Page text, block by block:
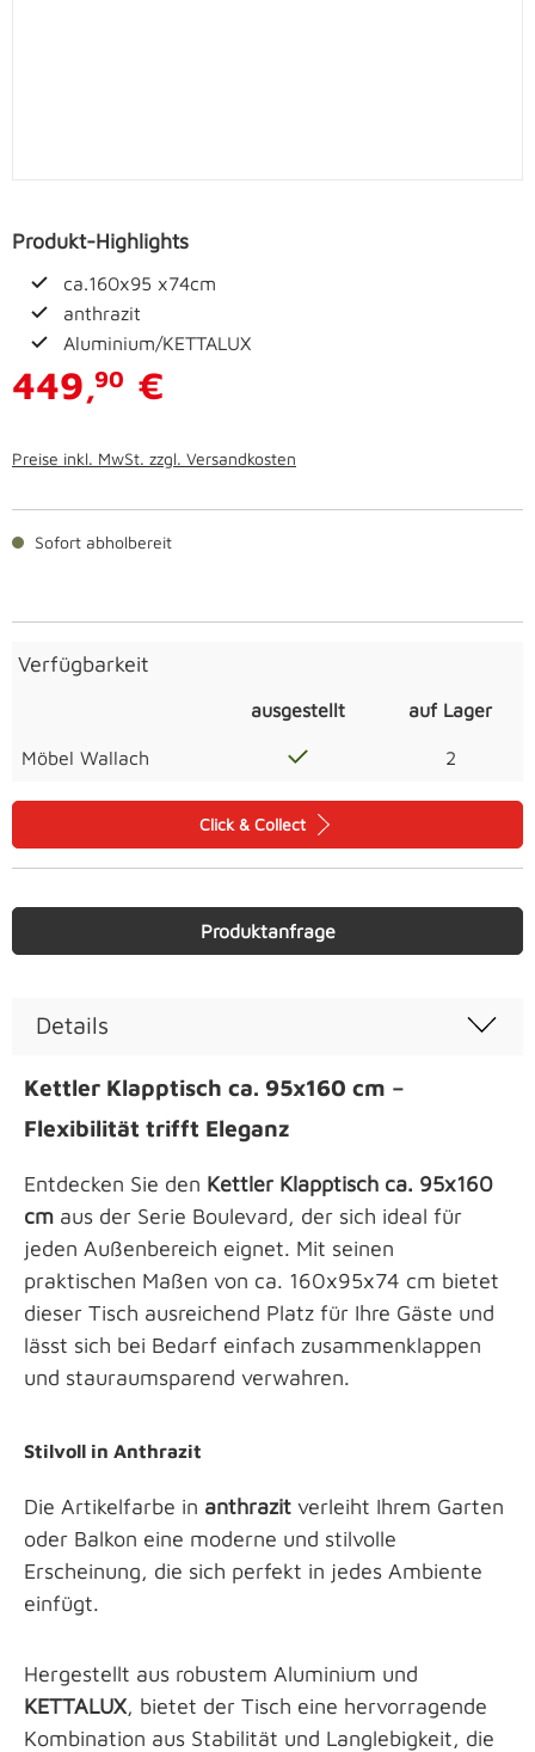
Produkt-Highlights
ca.160x95 x74cm
anthrazit
Aluminium/KETTALUX
449,90 €
Preise inkl. MwSt. zzgl. Versandkosten
Sofort abholbereit
Verfügbarkeit
ausgestellt auf Lager
Möbel Wallach 2
Click & Collect
Produktanfrage
Details
Kettler Klapptisch ca. 95x160 cm –
Flexibilität trifft Eleganz
Entdecken Sie den Kettler Klapptisch ca. 95x160
cm aus der Serie Boulevard, der sich ideal für
jeden Außenbereich eignet. Mit seinen
praktischen Maßen von ca. 160x95x74 cm bietet
dieser Tisch ausreichend Platz für Ihre Gäste und
lässt sich bei Bedarf einfach zusammenklappen
und stauraumsparend verwahren.
Stilvoll in Anthrazit
Die Artikelfarbe in anthrazit verleiht Ihrem Garten
oder Balkon eine moderne und stilvolle
Erscheinung, die sich perfekt in jedes Ambiente
einfügt.
Hergestellt aus robustem Aluminium und
KETTALUX, bietet der Tisch eine hervorragende
Kombination aus Stabilität und Langlebigkeit, die